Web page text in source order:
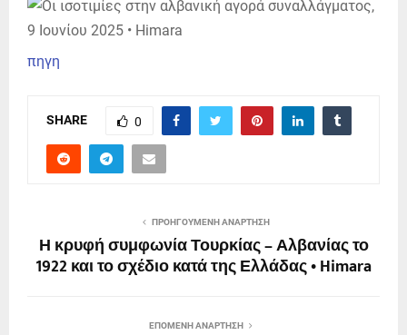
πηγη
SHARE 0
ΠΡΟΗΓΟΎΜΕΝΗ ΑΝΆΡΤΗΣΗ
Η κρυφή συμφωνία Τουρκίας – Αλβανίας το
1922 και το σχέδιο κατά της Ελλάδας • Himara
ΕΠΌΜΕΝΗ ΑΝΆΡΤΗΣΗ